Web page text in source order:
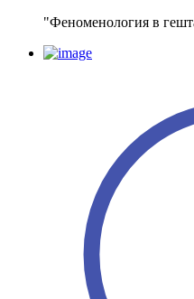
"Феноменология в